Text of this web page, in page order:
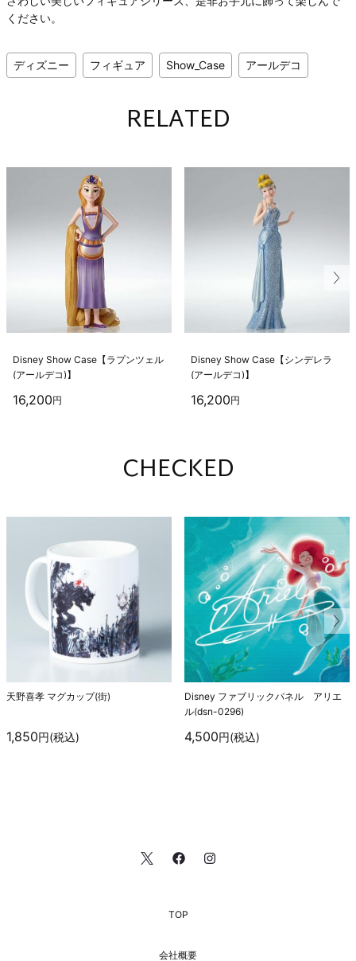
ください。
ディズニー フィギュア Show_Case アールデコ
RELATED
Disney Show Case 【ラ プンツ ェル
(アールデコ)】
16,200円
Disney Show Case 【シンデレラ
(アールデコ)】
16,200円
CHECKED
天野喜孝 マグカップ(街)
1,850円(税込)
Disney ファブリックパネル アリエ
ル(dsn-0296)
4,500円(税込)
TOP
会社概要